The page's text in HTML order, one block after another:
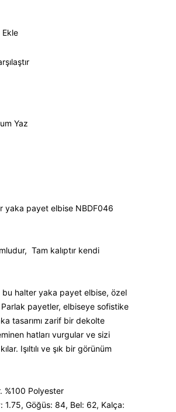
Ekle
Yaz
yaka payet elbise NBDF046
Tam kalıptır kendi
bu halter yaka payet elbise, özel
payetler, elbiseye sofistike
tasarımı zarif bir dekolte
hatları vurgular ve sizi
Işıltılı ve şık bir görünüm
%100 Polyester
1.75, Göğüs: 84, Bel: 62, Kalça: